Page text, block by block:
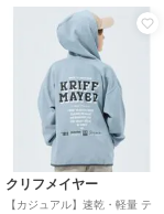
クリフメイヤー
【カジュアル】速乾・軽量 テ